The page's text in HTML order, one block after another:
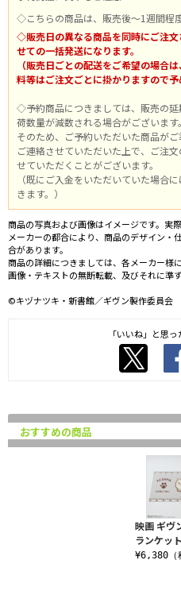
◇こちらの商品は、販売後～1週間程
◇販売日の異なる商品を同時にご注
せての一括発送になります。
（販売日ごとの配送をご希望の場合
料等はご注文ごとに掛かりますので予
◇予約商品につきましては、販売の
荷数量が減数される場合がございます。
そのため、ご予約いただいた商品が
ご連絡させていただいた上で、ご注
せていただくことがございます。
（既にご入金をいただいていた場合
きます。）
商品の写真および画像はイメージです。実
メーカーの都合により、商品のデザイン・
合があります。
商品の詳細につきましては、各メーカー様
画像・テキストの無断転載、及びそれに準
©キヅナツキ・新書館／ギヴン製作委員会
「いいね」と思
おすすめの商品
映画 ギヴ
ランケット
¥6,380（